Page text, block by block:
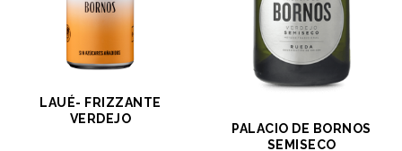
LAUÉ- FRIZZANTE
VERDEJO
PALACIO DE BORNOS
SEMISECO